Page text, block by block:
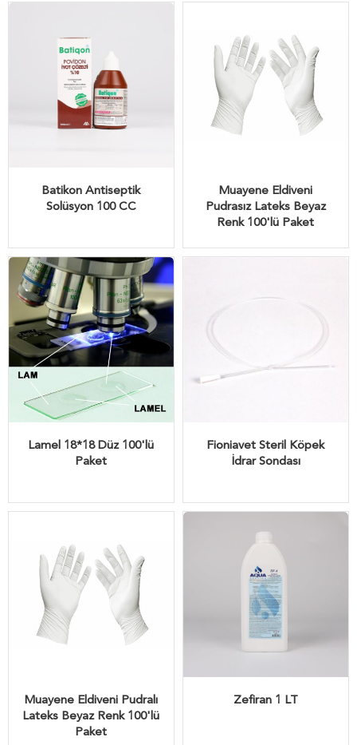
Batikon Antiseptik
Solüsyon 100 CC
Muayene Eldiveni
Pudrasız Lateks Beyaz
Renk 100'lü Paket
Lamel 18*18 Düz 100'lü
Paket
Fioniavet Steril Köpek
İdrar Sondası
Muayene Eldiveni Pudralı
Lateks Beyaz Renk 100'lü
Paket
Zefiran 1 LT